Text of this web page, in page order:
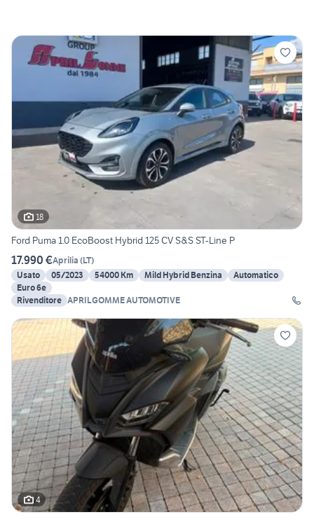
18
Ford Puma 1.0 EcoBoost Hybrid 125 CV S&S ST-Line P
17.990 €Aprilia (LT)
Usato
05/2023 54000 Km Mild Hybrid Benzina
Automatico
Euro 6e
Rivenditore APRILGOMME AUTOMOTIVE
4